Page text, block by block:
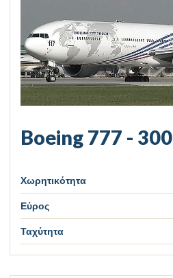
Boeing 777 - 300
Χωρητικότητα
Εύρος
Ταχύτητα